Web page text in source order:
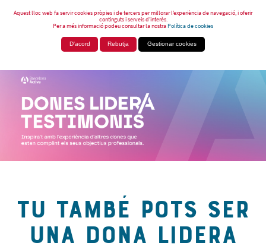
Aquest lloc web fa servir cookies pròpies i de tercers per millorar l’experiència de navegació, i oferir
continguts i serveis d’interès.
Per a més informació podeu consultar la nostraPolítica de cookies
D'acord Rebutja Gestionar cookies
TU TAMBÉ POTS SER
UNA DONA LIDERA